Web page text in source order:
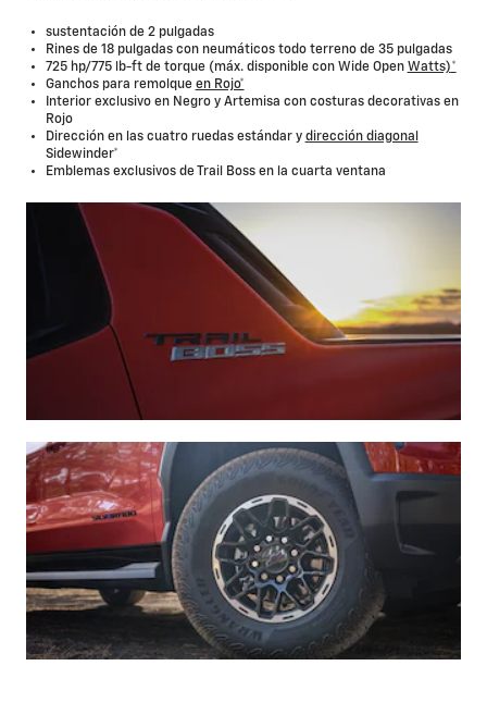
sustentación de 2 pulgadas
Rines de 18 pulgadas con neumáticos todo terreno de 35 pulgadas
725 hp/775 lb-ft de torque (máx. disponible con Wide Open Watts) *
Ganchos para remolque en Rojo*
Interior exclusivo en Negro y Artemisa con costuras decorativas en
Rojo
Dirección en las cuatro ruedas estándar y dirección diagonal
Sidewinder*
Emblemas exclusivos de Trail Boss en la cuarta ventana